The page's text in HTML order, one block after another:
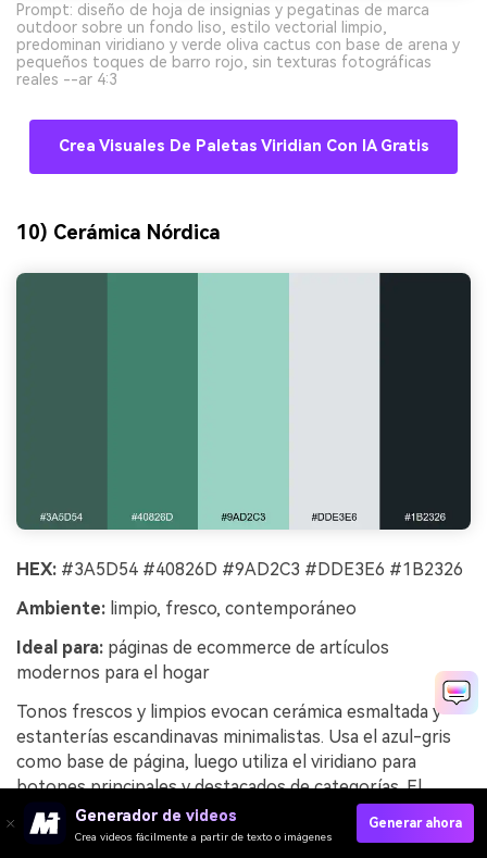
Prompt: diseño de hoja de insignias y pegatinas de marca
outdoor sobre un fondo liso, estilo vectorial limpio,
predominan viridiano y verde oliva cactus con base de arena y
pequeños toques de barro rojo, sin texturas fotográficas
reales --ar 4:3
Crea Visuales De Paletas Viridian Con IA Gratis
10) Cerámica Nórdica
HEX: #3A5D54 #40826D #9AD2C3 #DDE3E6 #1B2326
Ambiente: limpio, fresco, contemporáneo
Ideal para: páginas de ecommerce de artículos
modernos para el hogar
Tonos frescos y limpios evocan cerámica esmaltada y
estanterías escandinavas minimalistas. Usa el azul-gris
como base de página, luego utiliza el viridiano para
botones principales y destacados de categorías. El
carbón mantiene los nombres de los productos legibles
sin parecer negro intenso. Consejo: prueba el menta
Generador de videos
Crea videos fácilmente a partir de texto o imágenes
Generar ahora